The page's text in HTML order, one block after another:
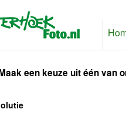
een keuze uit één van